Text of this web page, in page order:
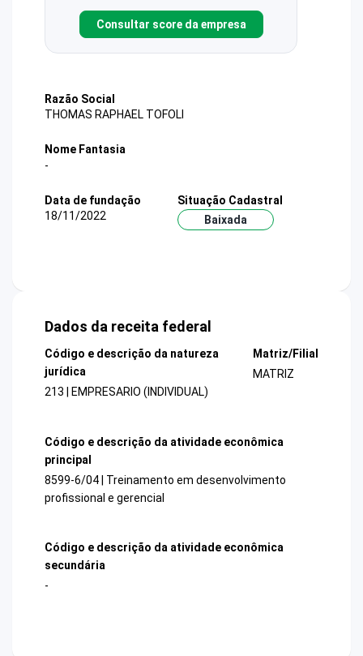
Consultar score da empresa
Razão Social
THOMAS RAPHAEL TOFOLI
Nome Fantasia
-
Data de fundação
18/11/2022
Situação Cadastral
Baixada
Dados da receita federal
Código e descrição da natureza
jurídica
213 | EMPRESARIO (INDIVIDUAL)
Matriz/Filial
MATRIZ
Código e descrição da atividade econômica
principal
8599-6/04 | Treinamento em desenvolvimento
profissional e gerencial
Código e descrição da atividade econômica
secundária
-